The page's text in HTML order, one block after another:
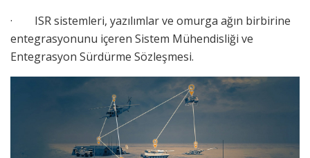
· ISR sistemleri, yazılımlar ve omurga ağın birbirine
entegrasyonunu içeren Sistem Mühendisliği ve
Entegrasyon Sürdürme Sözleşmesi.